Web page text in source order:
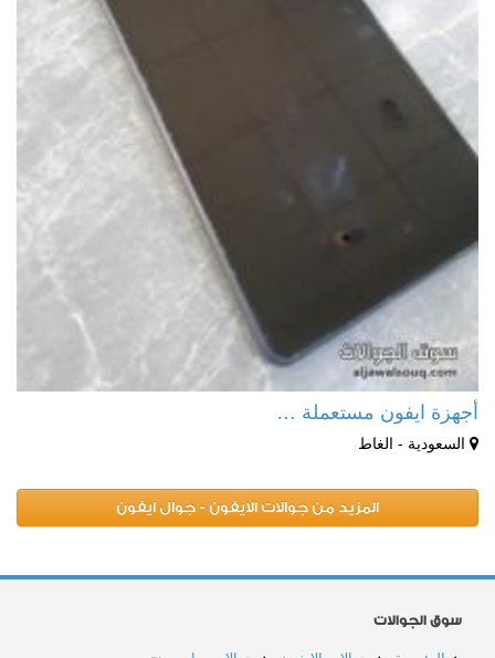
أجهزة ايفون مستعملة …
السعودية - الغاط
المزيد من جوالات الايفون - جوال ايفون
سوق الجوالات